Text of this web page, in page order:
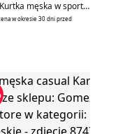
Puma - Kurtka męska w sportowym stylu
w okresie 30 dni przed
casual Karl